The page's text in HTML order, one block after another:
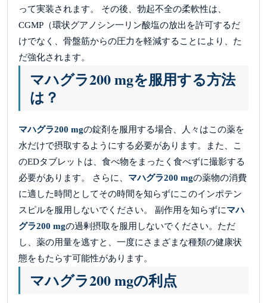
って実装されます。 その後、勃起不全の柔軟性は、
CGMP（環状グアノシン一リン酸塩の放出を許可するだ
けでなく、骨盤筋からの圧力を軽減することにより、た
だ強化されます。
マハグラ200 mgを服用する方法
は？
マハグラ200 mgの錠剤を服用する場合、人々はこの薬を
水だけで摂取するようにする必要があります。また、こ
のEDタブレットは、食べ物をまったく食べずに撮影する
必要があります。 さらに、 マハグラ200 mgの薬物の消費
に適した時間としてその時間を知らずにこのインポテン
スピルを服用しないでください。 副作用を知らずにマハ
グラ200 mgの過剰摂取を服用しないでください。ただ
し、薬の用量を逃すと、一度にさまざまな種類の健康状
態をもたらす可能性があります。
マハグラ200 mgの利点